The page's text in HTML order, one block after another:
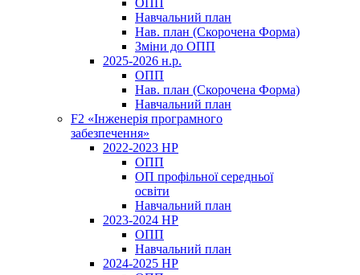
ОПП
Навчальний план
Нав. план (Скорочена Форма)
Зміни до ОПП
2025-2026 н.р.
ОПП
Нав. план (Скорочена Форма)
Навчальний план
F2 «Інженерія програмного
забезпечення»
2022-2023 НР
ОПП
ОП профільної середньої
освіти
Навчальний план
2023-2024 НР
ОПП
Навчальний план
2024-2025 НР